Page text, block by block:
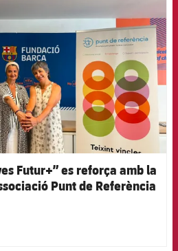
Futur+” es reforça amb la
Punt de Referència